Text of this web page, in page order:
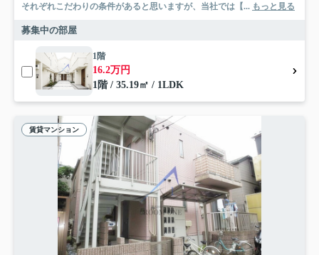
それぞれこだわりの条件があると思いますが、当社では【... もっと見る
募集中の部屋
1階
16.2万円
1階 / 35.19㎡ / 1LDK
賃貸マンション